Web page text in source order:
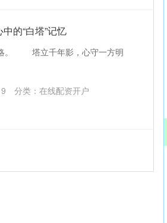
的“白塔”记忆
略。 塔立千年影，心守一方明
分类： 在线配资开户
4701.58 50.27 1.08%